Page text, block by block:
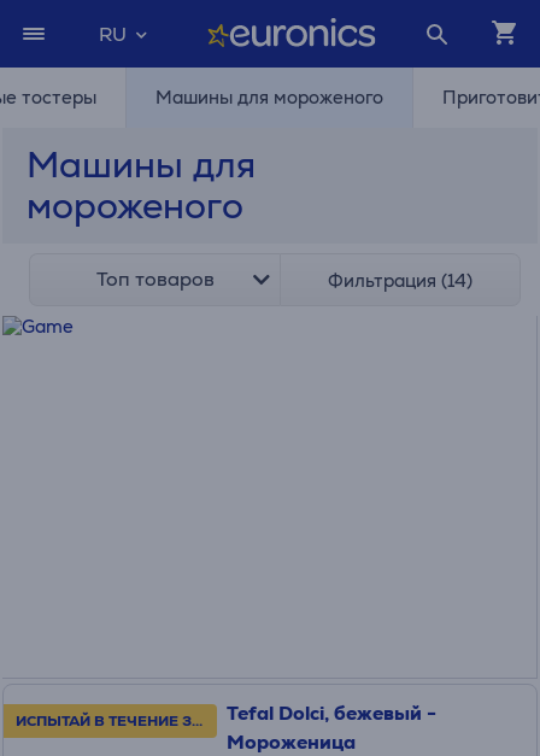
RU
тостеры Машины для мороженого
Машины для
мороженого
Топ товаров Фильтрация (14)
ИСПЫТАЙ В ТЕЧЕНИЕ 30 ДНЕЙ!
Tefal Dolci, бежевый -
Мороженица